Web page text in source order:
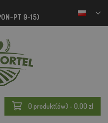
PT 9-15)
0 produkt(ów) - 0.00 zl